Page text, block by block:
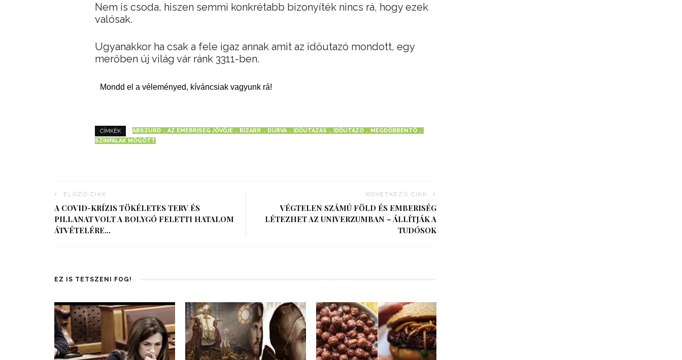
Nem is csoda, hiszen semmi konkrétabb bizonyíték nincs rá, hogy ezek
valósak.
Ugyanakkor ha csak a fele igaz annak amit az időutazó mondott, egy
merőben új világ vár ránk 3311-ben.
Mondd el a véleményed, kíváncsiak vagyunk rá!
CÍMKÉK ABSZURD AZ EMEBRISÉG JÖVŐJE BIZARR DURVA IDŐUTAZÁS IDŐUTAZÓ
MEGDÖBBENTŐ
SZÍNFALAK MÖGÖTT
ELŐZŐ CIKK
A COVID-KRÍZIS TÖKÉLETES TERV ÉS
PILLANAT VOLT A BOLYGÓ FELETTI HATALOM
ÁTVÉTELÉRE…
KÖVETKEZŐ CIKK
VÉGTELEN SZÁMÚ FÖLD ÉS EMBERISÉG
LÉTEZHET AZ UNIVERZUMBAN – ÁLLÍTJÁK A
TUDÓSOK
EZ IS TETSZENI FOG!